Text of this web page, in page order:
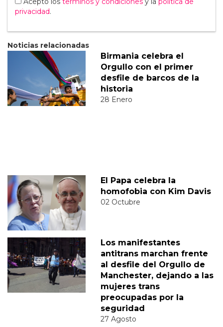
privacidad.
Noticias relacionadas
Birmania celebra el
Orgullo con el primer
desfile de barcos de la
historia
28 Enero
El Papa celebra la
homofobia con Kim Davis
02 Octubre
Los manifestantes
antitrans marchan frente
al desfile del Orgullo de
Manchester, dejando a las
mujeres trans
preocupadas por la
seguridad
27 Agosto